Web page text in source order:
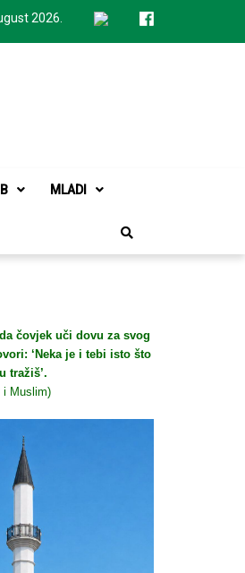
2026.
MLADI
čovjek uči dovu za svog
‘Neka je i tebi isto što
tražiš’.
i Muslim)